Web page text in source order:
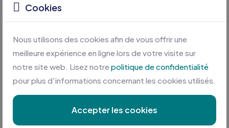
Cookies
Nous utilisons des cookies afin de vous offrir une
meilleure expérience en ligne lors de votre visite sur
notre site web. Lisez notre politique de confidentialité
pour plus d'informations concernant les cookies utilisés.
Accepter les cookies